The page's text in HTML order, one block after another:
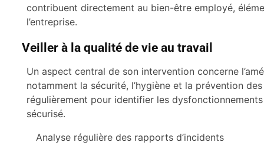
contribuent directement au bien-être employé,
l’entreprise.
Veiller à la qualité de vie au travail
Un aspect central de son intervention concerne
notamment la sécurité, l’hygiène et la prévention
régulièrement pour identifier les
sécurisé.
Analyse régulière des rapports d’incidents